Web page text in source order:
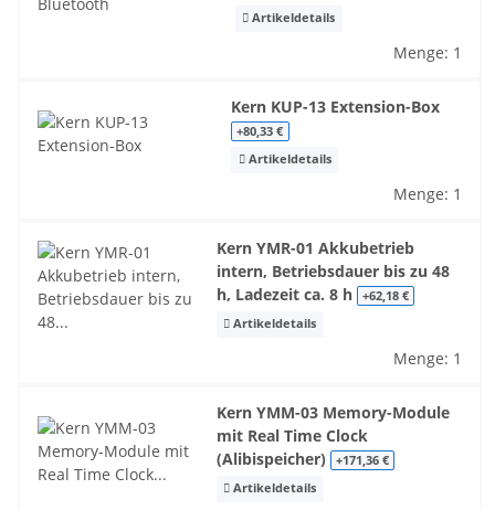
Artikeldetails
Menge: 1
Kern KUP-13 Extension-Box
+80,33 €
Artikeldetails
Menge: 1
Kern YMR-01 Akkubetrieb
intern, Betriebsdauer bis zu 48
h, Ladezeit ca. 8 h
+62,18 €
Artikeldetails
Menge: 1
Kern YMM-03 Memory-Module
mit Real Time Clock
(Alibispeicher)
+171,36 €
Artikeldetails